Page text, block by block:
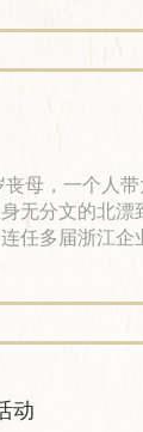
无分文的北漂
任多届浙江企
亲的坚持下，
动